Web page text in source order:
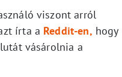
viszont arról
írta a Reddit-en, hogy
vásárolnia a